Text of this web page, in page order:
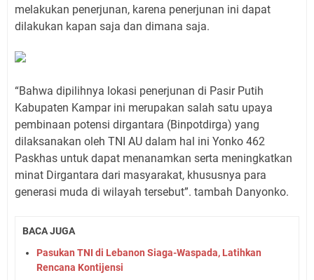
melakukan penerjunan, karena penerjunan ini dapat
dilakukan kapan saja dan dimana saja.
“Bahwa dipilihnya lokasi penerjunan di Pasir Putih
Kabupaten Kampar ini merupakan salah satu upaya
pembinaan potensi dirgantara (Binpotdirga) yang
dilaksanakan oleh TNI AU dalam hal ini Yonko 462
Paskhas untuk dapat menanamkan serta meningkatkan
minat Dirgantara dari masyarakat, khususnya para
generasi muda di wilayah tersebut”. tambah Danyonko.
BACA JUGA
Pasukan TNI di Lebanon Siaga-Waspada, Latihkan
Rencana Kontijensi